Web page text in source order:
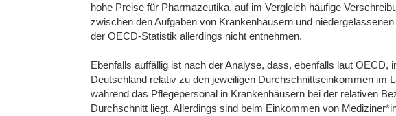
hohe Preise für Pharmazeutika, auf im Vergleich häufige
zwischen den Aufgaben von Krankenhäusern und
der OECD-Statistik allerdings nicht entnehmen.
Ebenfalls auffällig ist nach der Analyse, dass, ebenfalls laut OECD,
Deutschland relativ zu den jeweiligen Durchschnittseinkommen im
während das Pflegepersonal in Krankenhäusern bei der relativen
Durchschnitt liegt. Allerdings sind beim Einkommen von